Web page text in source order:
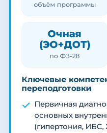
объём программы
Очная
(ЭО+ДОТ)
по ФЗ-28
Ключевые
переподготовки
Первичная
основных
(гипертония,